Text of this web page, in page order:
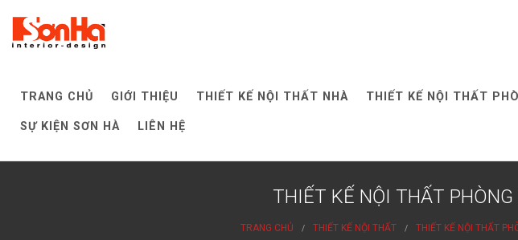
content
TRANG CHỦ GIỚI THIỆU THIẾT KẾ NỘI THẤT NHÀ THIẾT KẾ NỘI THẤT
SỰ KIỆN SƠN HÀ LIÊN HỆ
THIẾT KẾ NỘI THẤT
TRANG CHỦ THIẾT KẾ NỘI THẤT THIẾT KẾ NỘI THẤT